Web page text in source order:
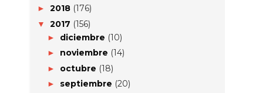
► 2018 (176)
▼ 2017 (156)
► diciembre (10)
► noviembre (14)
► octubre (18)
► septiembre (20)